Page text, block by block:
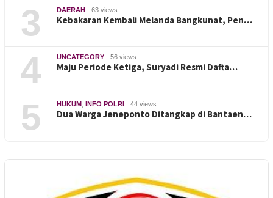
3 DAERAH 63 views
Kebakaran Kembali Melanda Bangkunat, Pen…
4 UNCATEGORY 56 views
Maju Periode Ketiga, Suryadi Resmi Dafta…
5 HUKUM INFO POLRI 44 views
Dua Warga Jeneponto Ditangkap di Bantaen…